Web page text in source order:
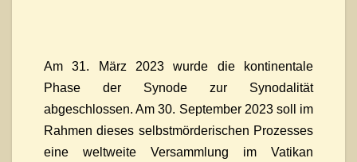
Am 31. März 2023 wurde die kontinentale
Phase der Synode zur Synodalität
abgeschlossen. Am 30. September 2023 soll im
Rahmen dieses selbstmörderischen Prozesses
eine weltweite Versammlung im Vatikan